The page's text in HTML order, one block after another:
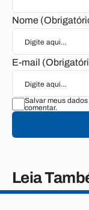
Nome
E-mail
Salvar meus
comentar.
Leia